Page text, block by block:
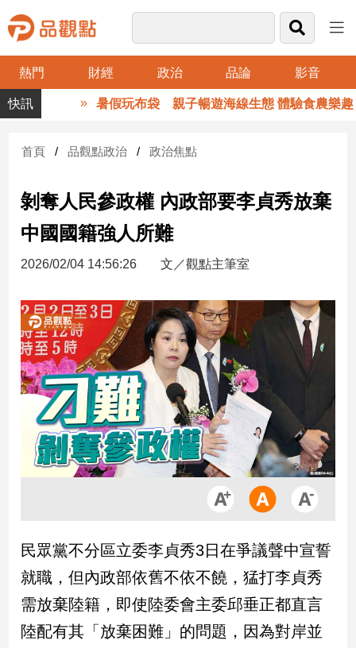
熱門 財經 政治 品論 影音
品
觀
財
台
財
新
產
經/
股
市
房
產
政
治
政
治
焦
暑假玩布袋 親子暢遊海線生態 體驗食農樂趣
首頁 品觀點政治 政治焦點
剝奪人民參政權 內政部要李貞秀放棄
中國國籍強人所難
2026/02/04 14:56:26 文／觀點主筆室
民眾黨不分區立委李貞秀3日在爭議聲中宣誓
就職，但內政部依舊不依不饒，猛打李貞秀
需放棄陸籍，即使陸委會主委邱垂正都直言
陸配有其「放棄困難」的問題，因為對岸並